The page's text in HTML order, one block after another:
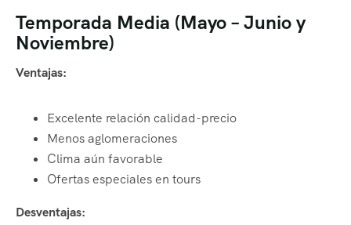
Temporada Media (Mayo – Junio y
Noviembre)
Ventajas:
Excelente relación calidad-precio
Menos aglomeraciones
Clima aún favorable
Ofertas especiales en tours
Desventajas: